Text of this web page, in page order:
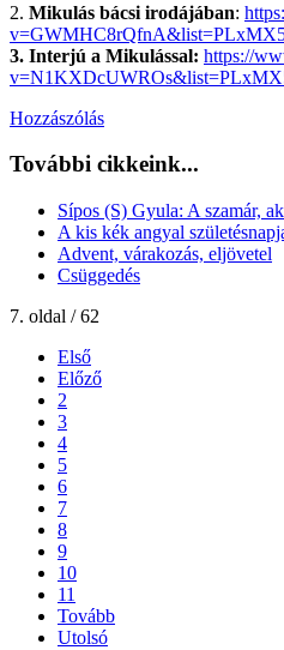
2. Mikulás bácsi irodájában:
3. Interjú a Mikulással: https://
Hozzászólás
További cikkeink...
Sípos (S) Gyula: A szamár,
A kis kék angyal
Advent, várakozás, eljövetel
Csüggedés
7. oldal / 62
Első
Előző
2
3
4
5
6
7
8
9
10
11
Tovább
Utolsó